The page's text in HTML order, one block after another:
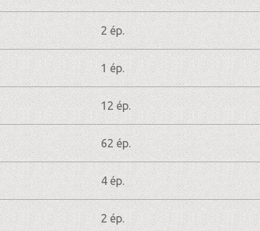
2 ép.
1 ép.
12 ép.
62 ép.
4 ép.
2 ép.